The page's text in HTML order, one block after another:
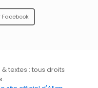
Facebook
textes : tous droits